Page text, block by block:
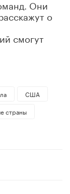
Они
о
смогут
США
страны